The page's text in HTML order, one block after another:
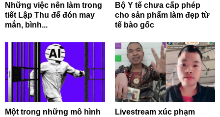
Những việc nên làm trong
tiết Lập Thu để đón may
mắn, bình...
Bộ Y tế chưa cấp phép
cho sản phẩm làm đẹp từ
tế bào gốc
Một trong những mô hình
Livestream xúc phạm